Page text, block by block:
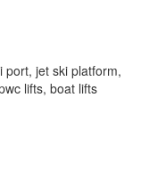
port, jet ski platform,
lifts, boat lifts